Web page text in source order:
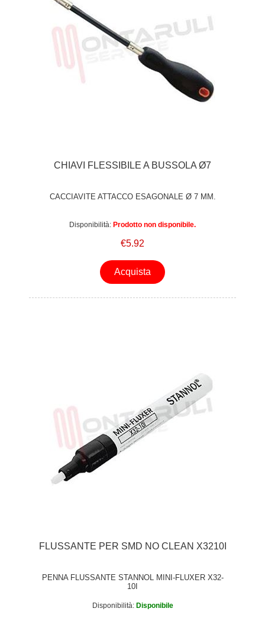
CHIAVI FLESSIBILE A BUSSOLA Ø7
CACCIAVITE ATTACCO ESAGONALE Ø 7 MM.
Disponibilità: Prodotto non disponibile.
€5.92
Acquista
FLUSSANTE PER SMD NO CLEAN X3210I
PENNA FLUSSANTE STANNOL MINI-FLUXER X32-
10I
Disponibilità: Disponibile